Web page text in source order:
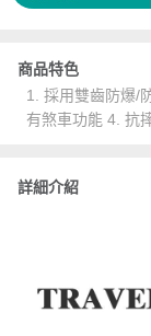
商品特色
1. 採用雙齒防爆/
有煞車功能 4. 抗
詳細介紹